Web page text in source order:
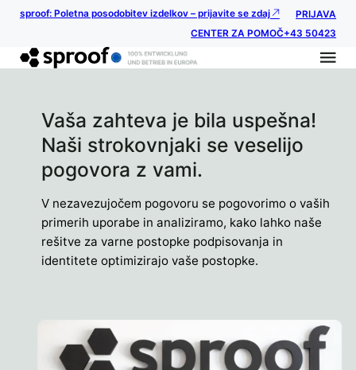
sproof: Poletna posodobitev izdelkov – prijavite se zdaj
PRIJAVA
CENTER ZA POMOČ+43 50423
Vaša zahteva je bila uspešna!
Naši strokovnjaki se veselijo
pogovora z vami.
V nezavezujočem pogovoru se pogovorimo o vaših
primerih uporabe in analiziramo, kako lahko naše
rešitve za varne postopke podpisovanja in
identitete optimizirajo vaše postopke.